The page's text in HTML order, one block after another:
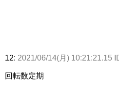
12: 2021/06/14(月) 10:21:21.15
回転数定期